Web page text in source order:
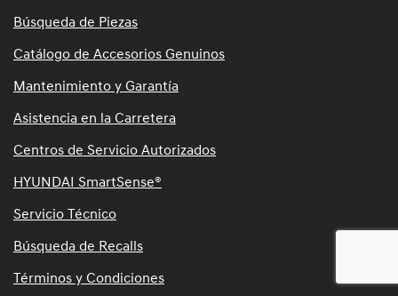
Búsqueda de Piezas
Catálogo de Accesorios Genuinos
Mantenimiento y Garantía
Asistencia en la Carretera
Centros de Servicio Autorizados
HYUNDAI SmartSense®
Servicio Técnico
Búsqueda de Recalls
Términos y Condiciones